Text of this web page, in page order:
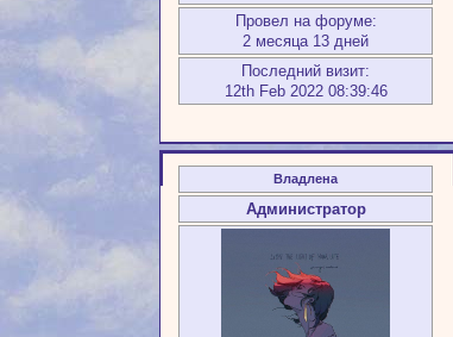
Провел на форуме:
2 месяца 13 дней
Последний визит:
12th Feb 2022 08:39:46
Владлена
Администратор